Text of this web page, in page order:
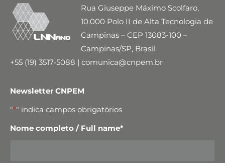
Rua Giuseppe Máximo Scolfaro,
10.000 Polo II de Alta Tecnologia de
Campinas – CEP 13083-100 –
Campinas/SP, Brasil.
+55 (19) 3517-5088 | comunica@cnpem.br
Newsletter CNPEM
"*" indica campos obrigatórios
Nome completo / Full name*